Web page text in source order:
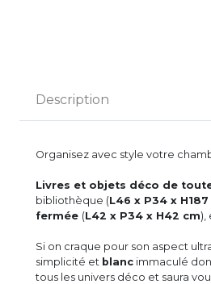
Description
Organisez avec style votre
Livres et objets déco de
bibliothèque (L46 x P34 x H187
fermée (L42 x P34 x H42 cm),
Si on craque pour son aspect
simplicité et blanc immaculé
tous les univers déco et saura